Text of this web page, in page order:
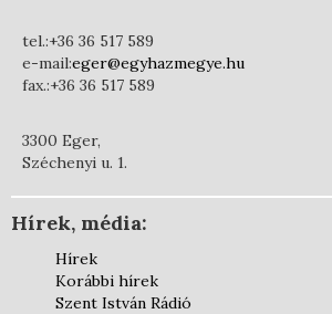
tel.:+36 36 517 589
e-mail:eger@egyhazmegye.hu
fax.:+36 36 517 589
3300 Eger,
Széchenyi u. 1.
Hírek, média:
Hírek
Korábbi hírek
Szent István Rádió